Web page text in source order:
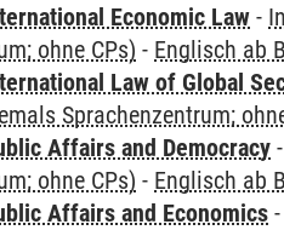
Economic Law -
ohne CPs) - Englisch ab
Law of Global
Sprachenzentrum;
Affairs and Democracy -
ohne CPs) - Englisch ab
Affairs and Economics -